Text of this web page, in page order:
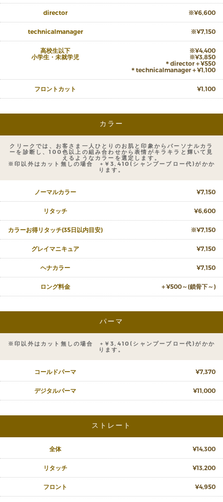
director ※¥6,600
technicalmanager ※¥7,150
高校生以下
小学生・未就学児
※¥4,400
※¥3,850
＊director＋¥550
＊technicalmanager＋¥1,100
フロントカット ¥1,100
カラー
クリークでは、お客さま一人ひとりのお肌と印象からパーソナルカラ
ーを診断し、100色以上の組み合わせから表情がキラキラと輝いて見
えるようなカラーを選定します。
※印以外はカット無しの場合 +￥3,410(シャンプーブロー代)がかか
ります。
ノーマルカラー ¥7,150
リタッチ ¥6,600
カラーお得リタッチ(35日以内目安) ※¥7,150
グレイマニキュア ¥7,150
ヘナカラー ¥7,150
ロング料金 ＋¥500～(鎖骨下～)
パーマ
※印以外はカット無しの場合 +￥3,410(シャンプーブロー代)がかか
ります。
コールドパーマ ¥7,370
デジタルパーマ ¥11,000
ストレート
全体 ¥14,300
リタッチ ¥13,200
フロント ¥4,950